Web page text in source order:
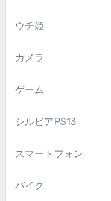
ウチ姫
カメラ
ゲーム
シルビアPS13
スマートフォン
バイク